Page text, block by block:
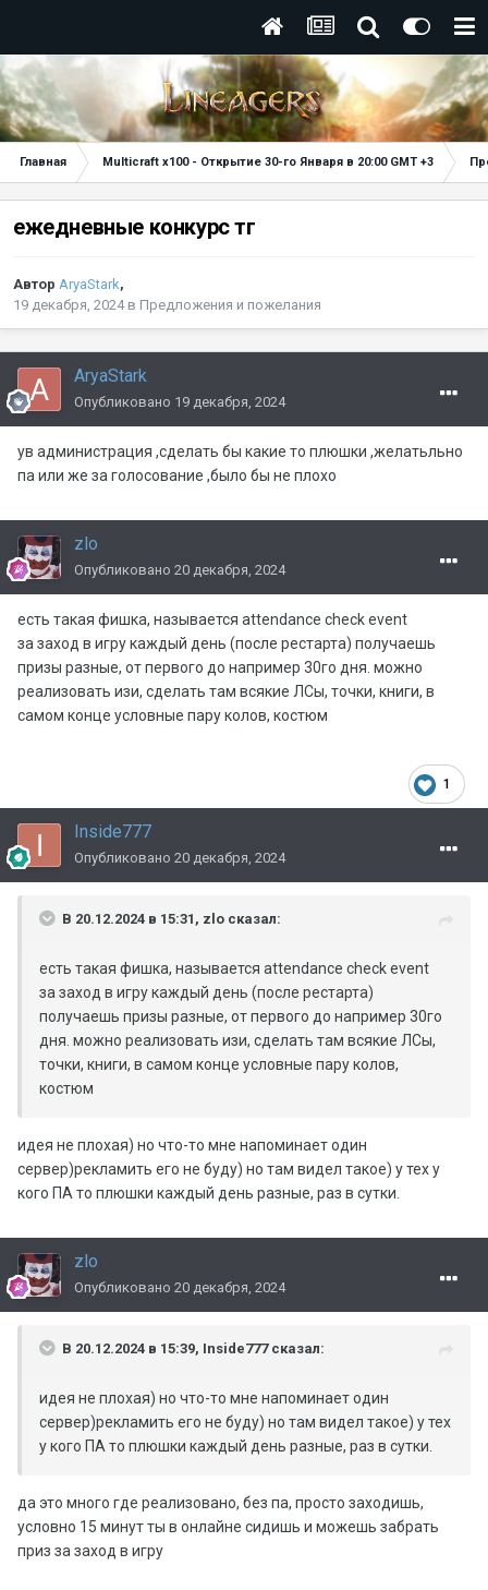
Главная Multicraft x100 - Открытие 30-го Января в 20:00 GMT +3
ежедневные конкурс тг
Автор AryaStark,
19 декабря, 2024в Предложения и пожелания
AryaStark
Опубликовано 19 декабря, 2024
ув администрация ,сделать бы какие то плюшки ,желатьльно
па или же за голосование ,было бы не плохо
zlo
Опубликовано 20 декабря, 2024
есть такая фишка, называется attendance check event
за заход в игру каждый день (после рестарта) получаешь
призы разные, от первого до например 30го дня. можно
реализовать изи, сделать там всякие ЛСы, точки, книги, в
самом конце условные пару колов, костюм
1
Inside777
Опубликовано 20 декабря, 2024
В 20.12.2024 в 15:31, zlo сказал:
есть такая фишка, называется attendance check event
за заход в игру каждый день (после рестарта)
получаешь призы разные, от первого до например 30го
дня. можно реализовать изи, сделать там всякие ЛСы,
точки, книги, в самом конце условные пару колов,
костюм
идея не плохая) но что-то мне напоминает один
сервер)рекламить его не буду) но там видел такое) у тех у
кого ПА то плюшки каждый день разные, раз в сутки.
zlo
Опубликовано 20 декабря, 2024
В 20.12.2024 в 15:39, Inside777сказал:
идея не плохая) но что-то мне напоминает один
сервер)рекламить его не буду) но там видел такое) у тех
у кого ПА то плюшки каждый день разные, раз в сутки.
да это много где реализовано, без па, просто заходишь,
условно 15 минут ты в онлайне сидишь и можешь забрать
приз за заход в игру